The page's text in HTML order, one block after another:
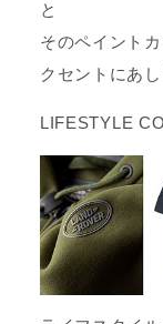
と
そのペイント
クセントにあ
LIFESTYLE